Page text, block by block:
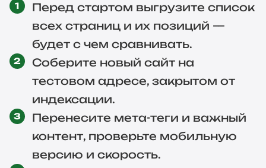
Перед стартом выгрузите список
всех страниц и их позиций —
будет с чем сравнивать.
Соберите новый сайт на
тестовом адресе, закрытом от
индексации.
Перенесите мета-теги и важный
контент, проверьте мобильную
версию и скорость.